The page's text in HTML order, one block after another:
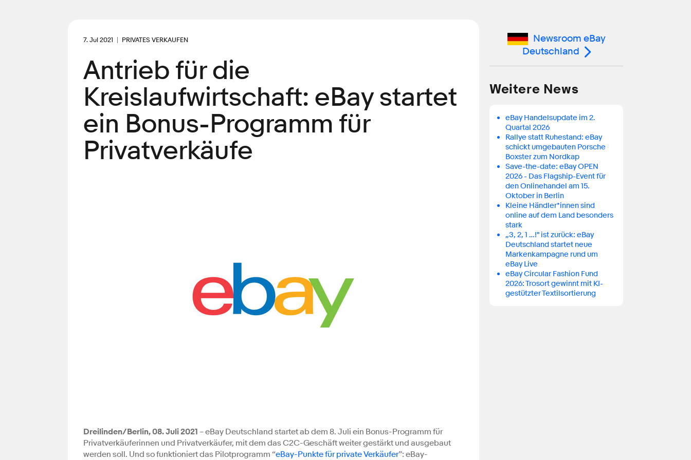
7. Jul 2021 PRIVATES VERKAUFEN
Antrieb für die
Kreislaufwirtschaft: eBay startet
ein Bonus-Programm für
Privatverkäufe
Dreilinden/Berlin, 08. Juli 2021 – eBay Deutschland startet ab dem 8. Juli ein Bonus-Programm für
Privatverkäuferinnen und Privatverkäufer, mit dem das C2C-Geschäft weiter gestärkt und ausgebaut
werden soll. Und so funktioniert das Pilotprogramm “eBay-Punkte für private Verkäufer”: eBay-
Newsroom eBay
Deutschland
Weitere News
eBay Handelsupdate im 2.
Quartal 2026
Rallye statt Ruhestand: eBay
schickt umgebauten Porsche
Boxster zum Nordkap
Save-the-date: eBay OPEN
2026 - Das Flagship-Event für
den Onlinehandel am 15.
Oktober in Berlin
Kleine Händler*innen sind
online auf dem Land besonders
stark
„3, 2, 1 …!" ist zurück: eBay
Deutschland startet neue
Markenkampagne rund um
eBay Live
eBay Circular Fashion Fund
2026: Trosort gewinnt mit KI-
gestützter Textilsortierung